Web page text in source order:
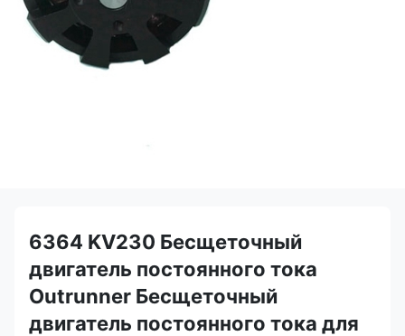
6364 KV230 Бесщеточный
двигатель постоянного тока
Outrunner Бесщеточный
двигатель постоянного тока для